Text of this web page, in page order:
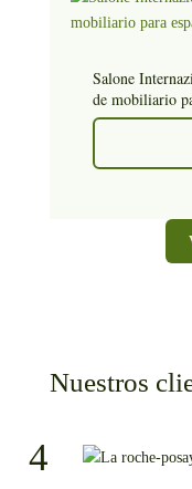
Salone
de mobiliario
Nuestros